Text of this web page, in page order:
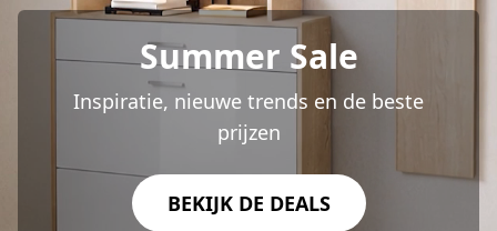
Summer Sale
Inspiratie, nieuwe trends en de beste
prijzen
BEKIJK DE DEALS